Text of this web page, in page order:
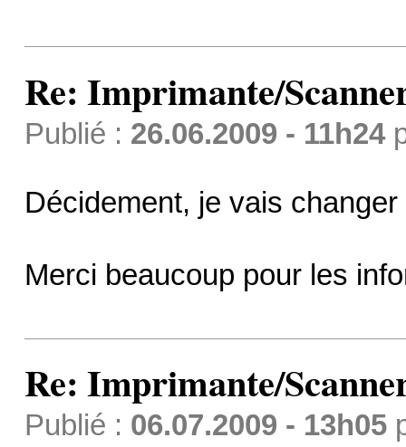
Re: Imprimante/
Publié : 26.06.2009 - 11h24
Décidement, je vais
Merci beaucoup pour les
Re: Imprimante/
Publié : 06.07.2009 - 13h05